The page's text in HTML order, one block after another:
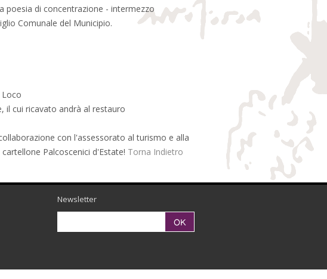
poesia di concentrazione - intermezzo
Comunale del Municipio.
il cui ricavato andrà al restauro
con l'assessorato al turismo e alla
Palcoscenici d'Estate! Torna Indietro
Newsletter